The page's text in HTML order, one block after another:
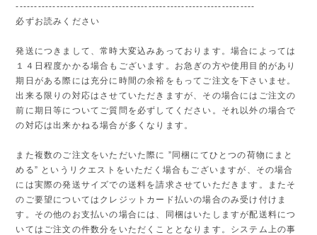
-----------------------------------------------------------------
必ずお読みください
発送につきまして、常時大変込みあっております。場合によっては
１４日程度かかる場合もございます。お急ぎの方や使用目的があり
期日がある際には充分に時間の余裕をもってご注文を下さいませ。
出来る限りの対応はさせていただきますが、その場合にはご注文の
前に期日等についてご質問を必ずしてください。それ以外の場合で
の対応は出来かねる場合が多くなります。
また複数のご注文をいただいた際に ”同梱にてひとつの荷物にまと
める” というリクエストをいただく場合もございますが、その場合
には実際の発送サイズでの送料を請求させていただきます。またそ
のご要望についてはクレジットカード払いの場合のみ受け付けま
す。その他のお支払いの場合には、同梱はいたしますが配送料につ
いてはご注文の件数分をいただくこととなります。システム上の事